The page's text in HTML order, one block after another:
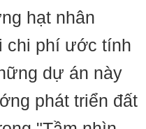
hạt nhân
chi phí ước tính
dự án này
phát triển đất